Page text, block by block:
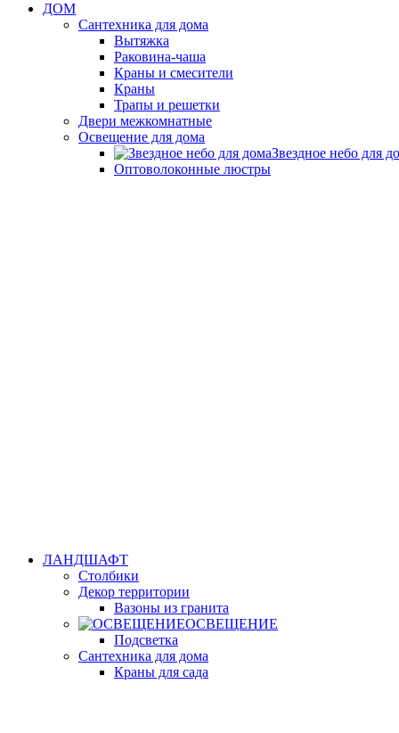
ДОМ
Сантехника для дома
Вытяжка
Раковина-чаша
Краны и смесители
Краны
Трапы и решетки
Двери межкомнатные
Освещение для дома
Звездное небо для
Оптоволоконные люстры
ЛАНДШАФТ
Столбики
Декор территории
Вазоны из гранита
ОСВЕЩЕНИЕ
Подсветка
Сантехника для дома
Краны для сада